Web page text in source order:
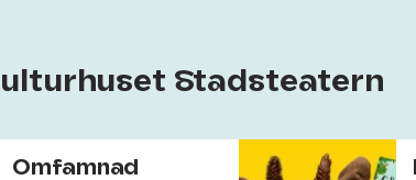
Stadsteatern
Omfamnad